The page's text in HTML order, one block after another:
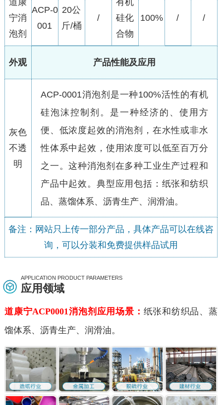
道康
宁消
泡剂
ACP-0
001
20公
斤/桶
/
有机
硅化
合物
100% / /
外观 产品性能及应用
灰色
不透
明
ACP-0001消泡剂是一种100%活性的有机
硅泡沫控制剂。是一种经济的、使用方
便、低浓度起效的消泡剂，在水性或非水
性体系中起效，使用浓度可以低至百万分
之一。这种消泡剂在多种工业生产过程和
产品中起效。典型应用包括：纸张和纺织
品、蒸馏体系、沥青生产、润滑油。
备注：网站只上传一部分产品，具体产品可以在线咨
询，可以分装和免费提供样品试用
APPLICATION PRODUCT PARAMETERS
应用领域
道康宁ACP0001消泡剂应用场景： 纸张和纺织品、蒸
馏体系、沥青生产、润滑油。